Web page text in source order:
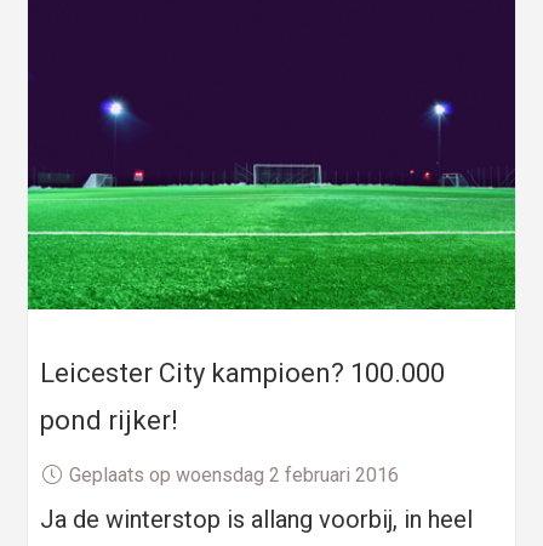
Leicester City kampioen? 100.000
pond rijker!
Geplaats op woensdag 2 februari 2016
Ja de winterstop is allang voorbij, in heel